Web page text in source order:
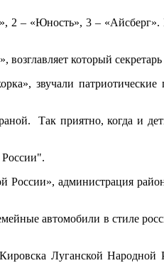
2 – «Юность», 3 –
который
звучали
Так приятно, когда и
России".
администрация
автомобили в стиле
Луганской